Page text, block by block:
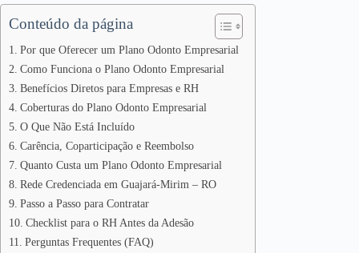
Conteúdo da página
Por que Oferecer um Plano Odonto Empresarial
Como Funciona o Plano Odonto Empresarial
Benefícios Diretos para Empresas e RH
Coberturas do Plano Odonto Empresarial
O Que Não Está Incluído
Carência, Coparticipação e Reembolso
Quanto Custa um Plano Odonto Empresarial
Rede Credenciada em Guajará-Mirim – RO
Passo a Passo para Contratar
Checklist para o RH Antes da Adesão
Perguntas Frequentes (FAQ)